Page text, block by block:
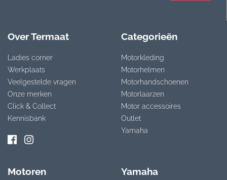
Over Termaat
Ladies corner
Werkplaats
Veelgestelde vragen
Onze merken
Click & Collect
Kennisbank
Categorieën
Motorkleding
Motorhelmen
Motorhandschoenen
Motorlaarzen
Motor accessoires
Outlet
Yamaha
Motoren Yamaha